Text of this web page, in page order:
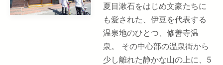
夏目漱石をはじめ文豪たちに
も愛された、伊豆を代表する
温泉地のひとつ、修善寺温
泉。 その中心部の温泉街から
少し離れた静かな山の上に、5